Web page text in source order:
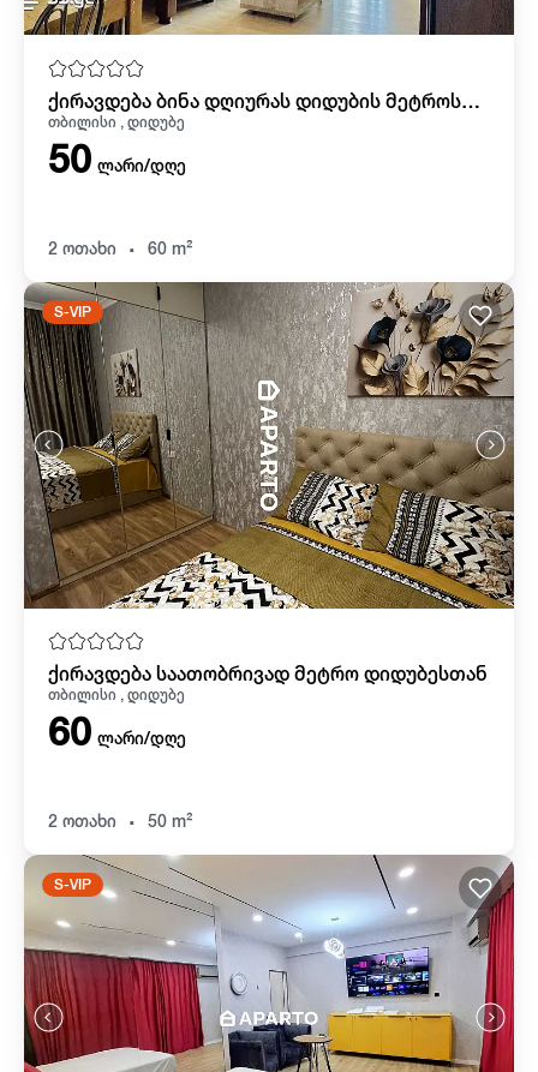
ქირავდება ბინა დღიურას დიდუბის მეტროსთან
თბილისი , დიდუბე
50 ლარი/დღე
2 ოთახი . 60 m²
S-VIP
ქირავდება საათობრივად მეტრო დიდუბესთან
თბილისი , დიდუბე
60 ლარი/დღე
2 ოთახი . 50 m²
S-VIP